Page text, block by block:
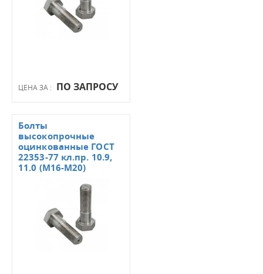
ЦЕНА ЗА : ПО ЗАПРОСУ
Болты
высокопрочные
оцинкованные ГОСТ
22353-77 кл.пр. 10.9,
11.0 (М16-М20)